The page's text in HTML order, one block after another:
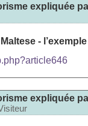
expliquée
-
expliquée